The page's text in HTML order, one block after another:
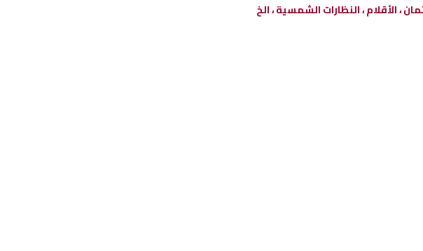
، الأقلام ، النظارات الشمسية ، الخ